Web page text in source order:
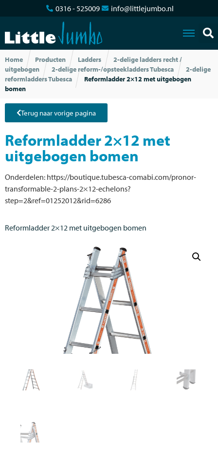
0316 - 525009 info@littlejumbo.nl
Home Producten Ladders
2-delige ladders recht /
uitgebogen
2-delige reform-/opsteekladders Tubesca
2-delige
reformladders Tubesca
Reformladder 2×12 met uitgebogen
bomen
Terug naar vorige pagina
Reformladder 2×12 met
uitgebogen bomen
Onderdelen: https://boutique.tubesca-comabi.com/pronor-
transformable-2-plans-2×12-echelons?
step=2&ref=01252012&rid=6286
Reformladder 2×12 met uitgebogen bomen